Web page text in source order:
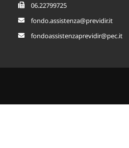
06.22799725
fondo.assistenza@previdir.it
fondoassistenzaprevidir@pec.it